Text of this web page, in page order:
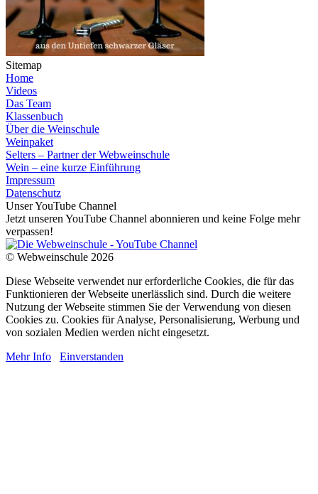
Sitemap
Home
Videos
Das Team
Klassenbuch
Über die Weinschule
Weinpaket
Selters – Partner der Webweinschule
Wein – eine kurze Einführung
Impressum
Datenschutz
Unser YouTube Channel
Jetzt unseren YouTube Channel abonnieren und keine Folge mehr
verpassen!
© Webweinschule 2026
Diese Webseite verwendet nur erforderliche Cookies, die für das
Funktionieren der Webseite unerlässlich sind. Durch die weitere
Nutzung der Webseite stimmen Sie der Verwendung von diesen
Cookies zu. Cookies für Analyse, Personalisierung, Werbung und
von sozialen Medien werden nicht eingesetzt.
Mehr Info
Einverstanden